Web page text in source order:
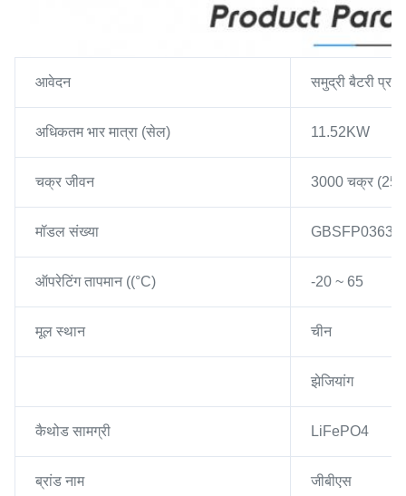
आवेदन समुद्री बैटरी
अधिकतम भार मात्रा (सेल) 11.52KW
चक्र जीवन 3000 चक्र
मॉडल संख्या
ऑपरेटिंग तापमान ((°C) -20 ~ 65
मूल स्थान चीन
झेजियांग
कैथोड सामग्री LiFePO4
ब्रांड नाम जीबीएस